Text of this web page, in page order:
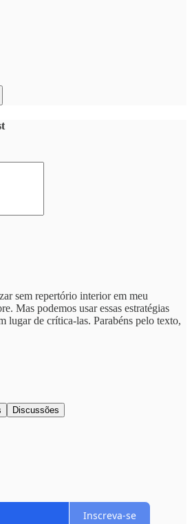
sem repertório interior em meu
Mas podemos usar essas estratégias
lugar de crítica-las. Parabéns pelo texto,
Discussões
Inscreva-se